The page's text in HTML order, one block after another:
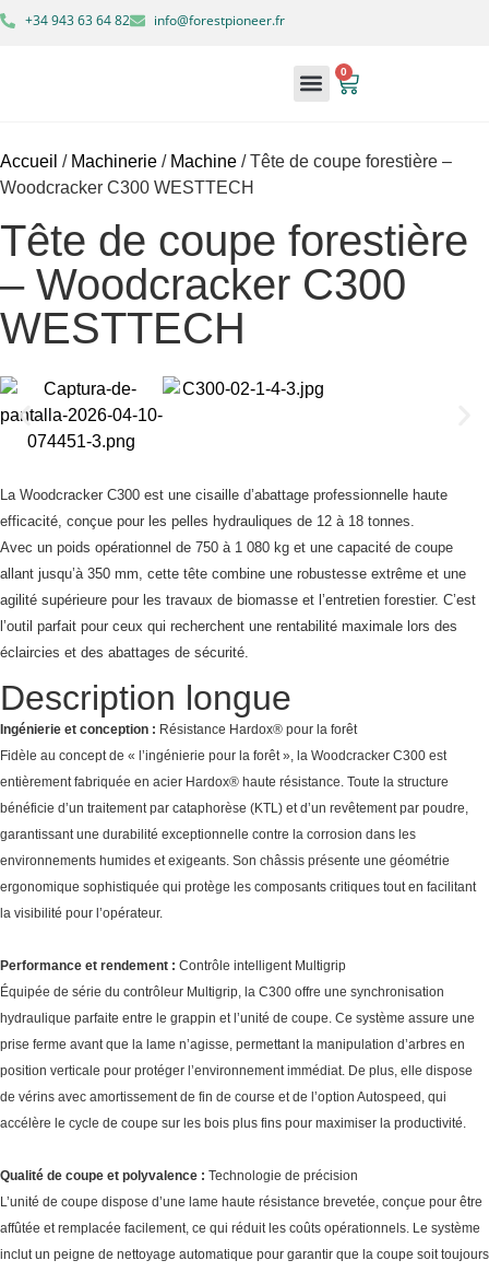
+34 943 63 64 82 info@forestpioneer.fr
0
Accueil / Machinerie / Machine / Tête de coupe forestière –
Woodcracker C300 WESTTECH
Tête de coupe forestière
– Woodcracker C300
WESTTECH
La Woodcracker C300 est une cisaille d’abattage professionnelle haute
efficacité, conçue pour les pelles hydrauliques de 12 à 18 tonnes.
Avec un poids opérationnel de 750 à 1 080 kg et une capacité de coupe
allant jusqu’à 350 mm, cette tête combine une robustesse extrême et une
agilité supérieure pour les travaux de biomasse et l’entretien forestier. C’est
l’outil parfait pour ceux qui recherchent une rentabilité maximale lors des
éclaircies et des abattages de sécurité.
Description longue
Ingénierie et conception : Résistance Hardox® pour la forêt
Fidèle au concept de « l’ingénierie pour la forêt », la Woodcracker C300 est
entièrement fabriquée en acier Hardox® haute résistance. Toute la structure
bénéficie d’un traitement par cataphorèse (KTL) et d’un revêtement par poudre,
garantissant une durabilité exceptionnelle contre la corrosion dans les
environnements humides et exigeants. Son châssis présente une géométrie
ergonomique sophistiquée qui protège les composants critiques tout en facilitant
la visibilité pour l’opérateur.
Performance et rendement : Contrôle intelligent Multigrip
Équipée de série du contrôleur Multigrip, la C300 offre une synchronisation
hydraulique parfaite entre le grappin et l’unité de coupe. Ce système assure une
prise ferme avant que la lame n’agisse, permettant la manipulation d’arbres en
position verticale pour protéger l’environnement immédiat. De plus, elle dispose
de vérins avec amortissement de fin de course et de l’option Autospeed, qui
accélère le cycle de coupe sur les bois plus fins pour maximiser la productivité.
Qualité de coupe et polyvalence : Technologie de précision
L’unité de coupe dispose d’une lame haute résistance brevetée, conçue pour être
affûtée et remplacée facilement, ce qui réduit les coûts opérationnels. Le système
inclut un peigne de nettoyage automatique pour garantir que la coupe soit toujours